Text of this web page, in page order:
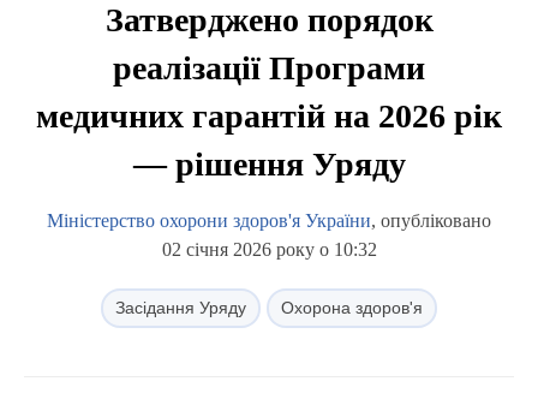
Затверджено порядок
реалізації Програми
медичних гарантій на 2026 рік
— рішення Уряду
Міністерство охорони здоров'я України, опубліковано
02 січня 2026 року о 10:32
Засідання Уряду Охорона здоров'я